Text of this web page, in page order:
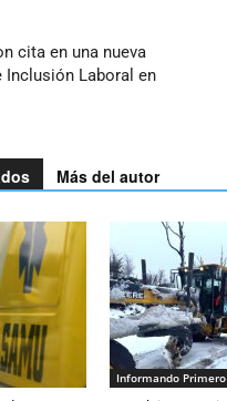
cita en una nueva
Inclusión Laboral en
Más del autor
Informando Primero